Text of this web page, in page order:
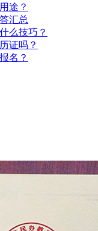
途？
汇总
么技巧？
证吗？
名？